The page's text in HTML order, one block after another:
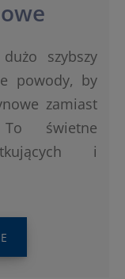
szybszy
powody, by
zamiast
To świetne
i